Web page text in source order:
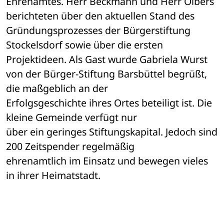
berichteten über den aktuellen Stand des
Gründungsprozesses der Bürgerstiftung
Stockelsdorf sowie über die ersten
Projektideen. Als Gast wurde Gabriela Wurst
von der Bürger-Stiftung Barsbüttel begrüßt,
die maßgeblich an der
Erfolgsgeschichte ihres Ortes beteiligt ist. Die
kleine Gemeinde verfügt nur
über ein geringes Stiftungskapital. Jedoch sind
200 Zeitspender regelmäßig
ehrenamtlich im Einsatz und bewegen vieles
in ihrer Heimatstadt.